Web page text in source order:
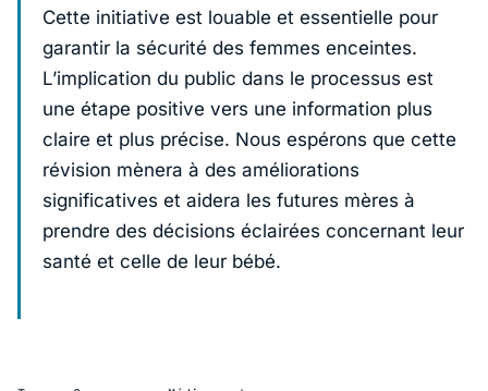
Cette initiative est louable et essentielle pour
garantir la sécurité des femmes enceintes.
L’implication du public dans le processus est
une étape positive vers une information plus
claire et plus précise. Nous espérons que cette
révision mènera à des améliorations
significatives et aidera les futures mères à
prendre des décisions éclairées concernant leur
santé et celle de leur bébé.